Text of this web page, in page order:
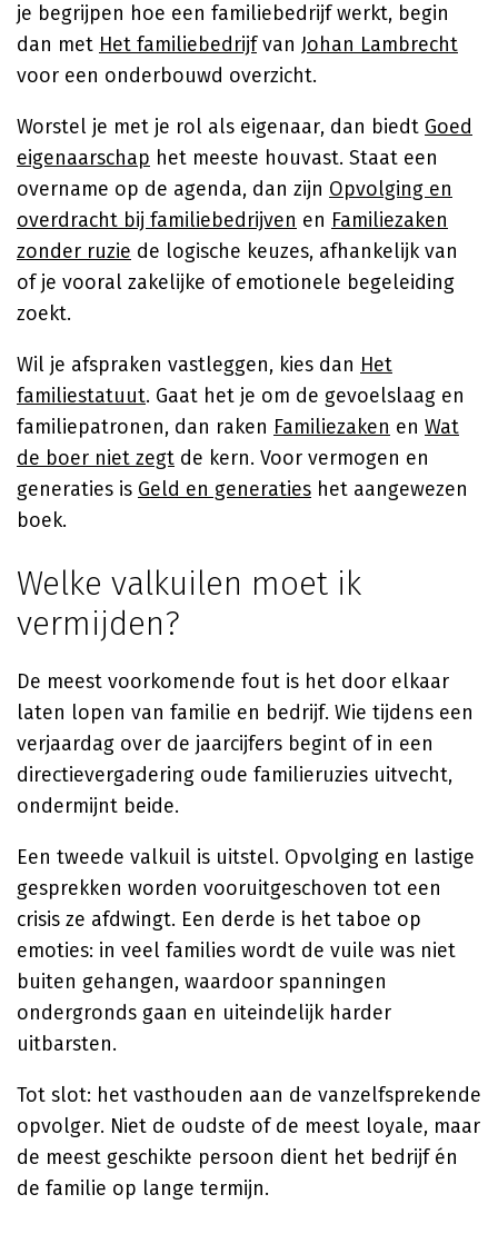
je begrijpen hoe een familiebedrijf werkt, begin
dan met Het familiebedrijfvan Johan Lambrecht
voor een onderbouwd overzicht.
Worstel je met je rol als eigenaar, dan biedt Goed
eigenaarschap het meeste houvast. Staat een
overname op de agenda, dan zijn Opvolging en
overdracht bij familiebedrijven en Familiezaken
zonder ruzie de logische keuzes, afhankelijk van
of je vooral zakelijke of emotionele begeleiding
zoekt.
Wil je afspraken vastleggen, kies dan Het
familiestatuut. Gaat het je om de gevoelslaag en
familiepatronen, dan raken Familiezaken en Wat
de boer niet zegt de kern. Voor vermogen en
generaties is Geld en generaties het aangewezen
boek.
Welke valkuilen moet ik
vermijden?
De meest voorkomende fout is het door elkaar
laten lopen van familie en bedrijf. Wie tijdens een
verjaardag over de jaarcijfers begint of in een
directievergadering oude familieruzies uitvecht,
ondermijnt beide.
Een tweede valkuil is uitstel. Opvolging en lastige
gesprekken worden vooruitgeschoven tot een
crisis ze afdwingt. Een derde is het taboe op
emoties: in veel families wordt de vuile was niet
buiten gehangen, waardoor spanningen
ondergronds gaan en uiteindelijk harder
uitbarsten.
Tot slot: het vasthouden aan de vanzelfsprekende
opvolger. Niet de oudste of de meest loyale, maar
de meest geschikte persoon dient het bedrijf én
de familie op lange termijn.